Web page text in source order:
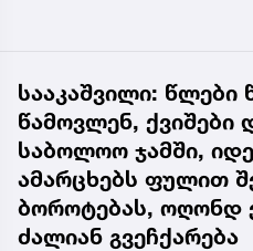
სააკაშვილი: წლები
წამოვლენ, ქვიშები
საბოლოო ჯამში,
ამარცხებს ფულით
ბოროტებას, ოღონდ
ძალიან გვეჩქარება